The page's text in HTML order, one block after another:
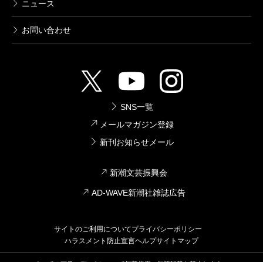
ニュース
お問い合わせ
SNS一覧
メールマガジン登録
新刊お知らせメール
新潮文芸振興会
AD-WAVE新潮社雑誌広告
サイトのご利用についてプライバシーポリシー
ハラスメント防止宣言ヘルプサイトマップ